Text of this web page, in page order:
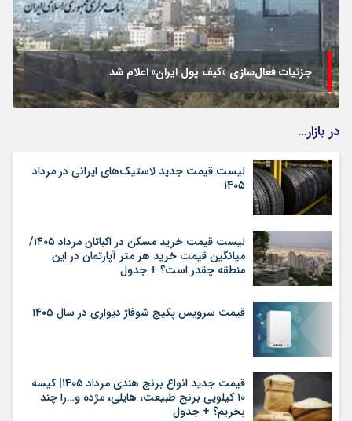
جزئیات فعال‌سازی «کیف پول ایران» اعلام شد
در بازار…
لیست قیمت جدید لاستیک‌های ایرانی در مرداد
۱۴۰۵
لیست قیمت خرید مسکن در اکباتان مرداد ۱۴۰۵/
میانگین قیمت خرید هر متر آپارتمان در این
منطقه چقدر است؟ + جدول
قیمت سرویس پکیج شوفاژ دیواری در سال ۱۴۰۵
قیمت جدید انواع برنج هندی مرداد ۱۴۰۵| کیسه
۱۰ کیلویی برنج طبیعت، هایلی، مژده و…را چند
بخریم؟ + جدول